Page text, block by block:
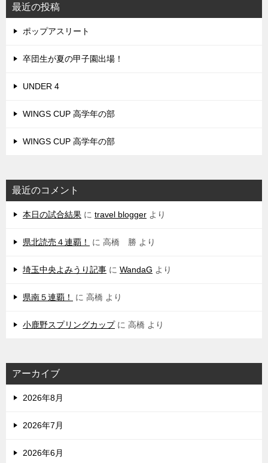
最近の投稿
ポップアスリート
卒団生が夏の甲子園出場！
UNDER 4
WINGS CUP 高学年の部
WINGS CUP 高学年の部
最近のコメント
本日の試合結果 に travel blogger より
県北読売４連覇！ に 高橋 勝 より
埼玉中央よみうり記事 に WandaG より
県南５連覇！ に 高橋 より
小鹿野スプリングカップに 高橋 より
アーカイブ
2026年8月
2026年7月
2026年6月